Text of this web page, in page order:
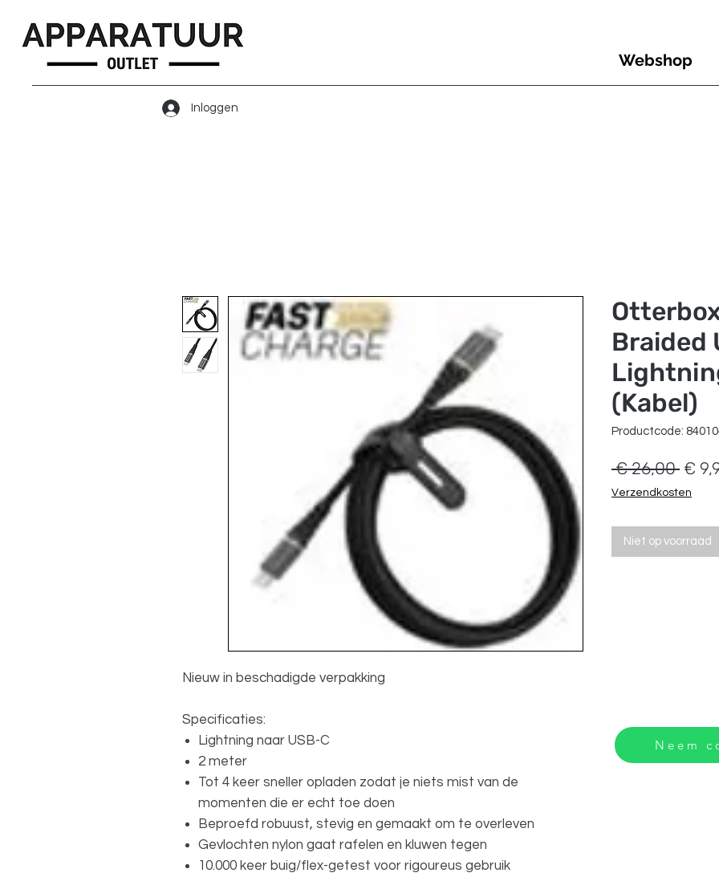
Inloggen
Webshop
Nieuw in beschadigde verpakking
Specificaties:
Lightning naar USB-C
2 meter
Tot 4 keer sneller opladen zodat je niets mist van de
momenten die er echt toe doen
Beproefd robuust, stevig en gemaakt om te overleven
Gevlochten nylon gaat rafelen en kluwen tegen
10.000 keer buig/flex-getest voor rigoureus gebruik
Braided
(Kabel)
Productcode:
€ 26,00
prijs
€
Verzendkosten
Niet op voorraad
Neem